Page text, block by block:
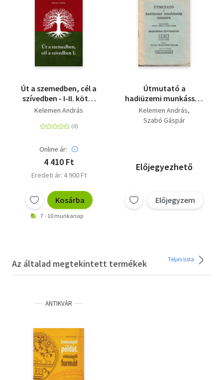
Út a szemedben, cél a
szívedben - I-II. kötet
egyben
Kelemen András
Online ár:
4 410 Ft
Eredeti ár: 4 900 Ft
Kosárba
7 - 10 munkanap
Útmutató a
hadiüzemi munkásság
számára
(Nemzetvédelmi
Kelemen András
Szabó Gáspár
Előjegyezhető
Előjegyzem
Az általad megtekintett termékek Teljes lista
ANTIKVÁR